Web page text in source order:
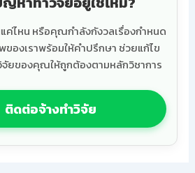
ค่ไหน หรือคุณกำลังกังวลเรื่องกำหนด
ของเราพร้อมให้คำปรึกษา ช่วยแก้ไข
ยของคุณให้ถูกต้องตามหลักวิชาการ
ติดต่อจ้างทำวิจัย